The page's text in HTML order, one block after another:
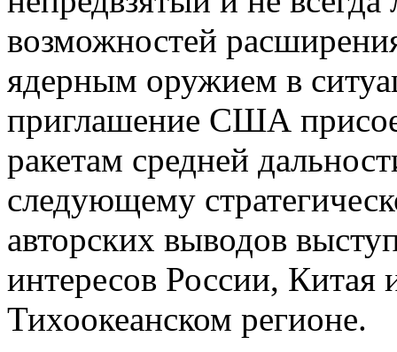
возможностей
ядерным оружием в
приглашение США
ракетам средней
следующему
авторских выводов
интересов России,
Тихоокеанском регионе.